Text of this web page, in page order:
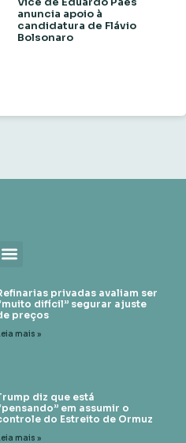
anuncia apoio à
candidatura de Flávio
Bolsonaro
privadas avaliam ser
difícil” segurar ajuste
preços
mais »
diz que está
em assumir o
do Estreito de Ormuz
mais »